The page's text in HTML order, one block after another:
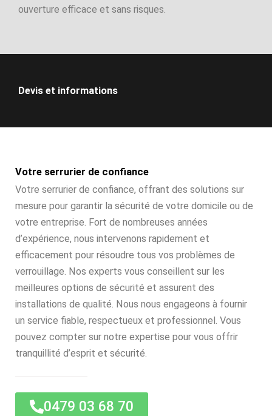
ouverture efficace et sans risques.
Devis et informations
Votre serrurier de confiance
Votre serrurier de confiance, offrant des solutions sur
mesure pour garantir la sécurité de votre domicile ou de
votre entreprise. Fort de nombreuses années
d’expérience, nous intervenons rapidement et
efficacement pour résoudre tous vos problèmes de
verrouillage. Nos experts vous conseillent sur les
meilleures options de sécurité et assurent des
installations de qualité. Nous nous engageons à fournir
un service fiable, respectueux et professionnel. Vous
pouvez compter sur notre expertise pour vous offrir
tranquillité d’esprit et sécurité.
0479 03 68 70